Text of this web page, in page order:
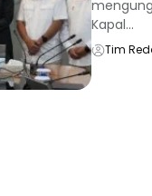
Kapal...
Tim